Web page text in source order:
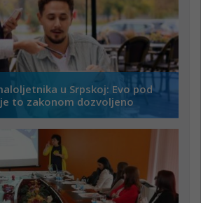
u Srpskoj: Evo pod
to zakonom dozvoljeno